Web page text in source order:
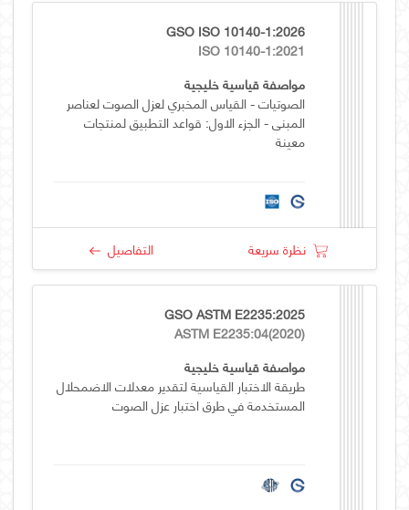
GSO ISO 10140-1:2026
ISO 10140-1:2021
مواصفة قياسية خليجية
الصوتيات - القياس المخبري لعزل الصوت لعناصر
المبنى - الجزء الاول: قواعد التطبيق لمنتجات
معينة
نظرة سريعة التفاصيل
GSO ASTM E2235:2025
ASTM E2235:04(2020)
مواصفة قياسية خليجية
طريقة الاختبار القياسية لتقدير معدلات الاضمحلال
المستخدمة في طرق اختبار عزل الصوت